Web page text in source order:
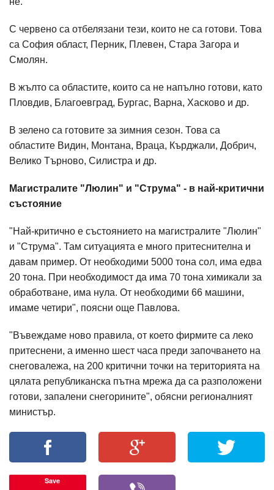
С червено са отбелязани тези, които не са готови. Това
са София област, Перник, Плевен, Стара Загора и
Смолян.
В жълто са областите, които са не напълно готови, като
Пловдив, Благоевград, Бургас, Варна, Хасково и др.
В зелено са готовите за зимния сезон. Това са
областите Видин, Монтана, Враца, Кърджали, Добрич,
Велико Търново, Силистра и др.
Магистралите "Люлин" и "Струма" - в най-критични
състояние
"Най-критично е състоянието на магистралите "Люлин"
и "Струма". Там ситуацията е много притеснителна и
давам пример. От необходими 5000 тона сол, има едва
20 тона. При необходимост да има 70 тона химикали за
обработване, има нула. От необходими 66 машини,
имаме четири", поясни още Павлова.
"Въвеждаме ново правила, от което фирмите са леко
притеснени, а именно шест часа преди започването на
снеговалежа, на 200 критични точки на територията на
цялата републиканска пътна мрежа да са разположени
готови, запалени снегорините", обясни регионалният
министър.
Save